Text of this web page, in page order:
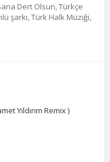
Dert Olsun, Türkçe
şarkı, Türk Halk Müziği,
Yıldırım Remix )